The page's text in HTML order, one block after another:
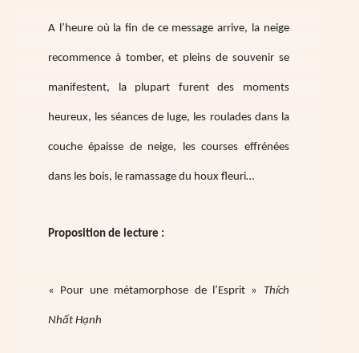
A l’heure où la fin de ce message arrive, la neige
recommence à tomber, et pleins de souvenir se
manifestent, la plupart furent des moments
heureux, les séances de luge, les roulades dans la
couche épaisse de neige, les courses effrénées
dans les bois, le ramassage du houx fleuri…
Proposition de lecture :
« Pour une métamorphose de l’Esprit » Thích
Nhất Hạnh